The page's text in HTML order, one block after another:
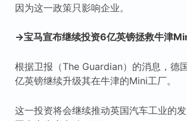
因为这一政策只影响企业。
→宝马宣布继续投资6亿英镑拯救牛津
根据卫报（The Guardian）的消息，德
亿英镑继续升级其在牛津的Mini工厂。
这一投资将会继续推动英国汽车工业的